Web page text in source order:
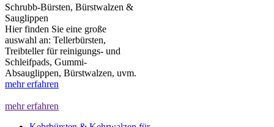
Schrubb-Bürsten, Bürstwalzen &
Sauglippen
Hier finden Sie eine große
auswahl an: Tellerbürsten,
Treibteller für reinigungs- und
Schleifpads, Gummi-
Absauglippen, Bürstwalzen, uvm.
mehr erfahren
mehr erfahren